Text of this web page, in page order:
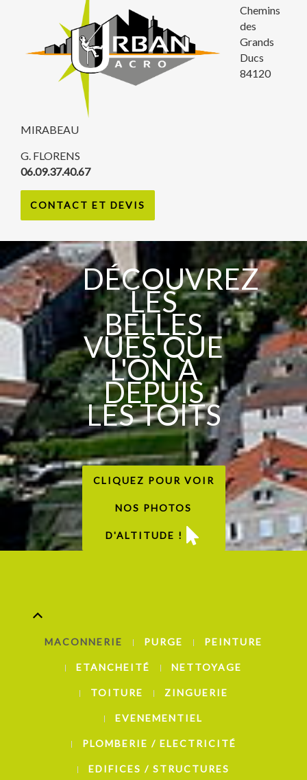
Chemins
des
Grands
Ducs
84120
MIRABEAU
G. FLORENS
06.09.37.40.67
CONTACT ET DEVIS
DÉCOUVREZ
LES
BELLES
VUES QUE
L'ON A
DEPUIS
LES TOITS
CLIQUEZ POUR VOIR
NOS PHOTOS
D'ALTITUDE !
MACONNERIE PURGE PEINTURE
ETANCHEITÉ NETTOYAGE
TOITURE ZINGUERIE
EVENEMENTIEL
PLOMBERIE / ELECTRICITÉ
EDIFICES / STRUCTURES